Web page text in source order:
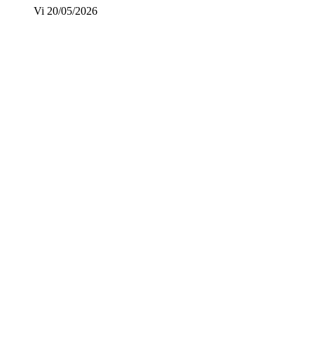
Vi 20/05/2026